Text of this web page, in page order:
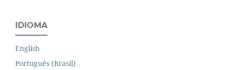
IDIOMA
English
Português (Brasil)